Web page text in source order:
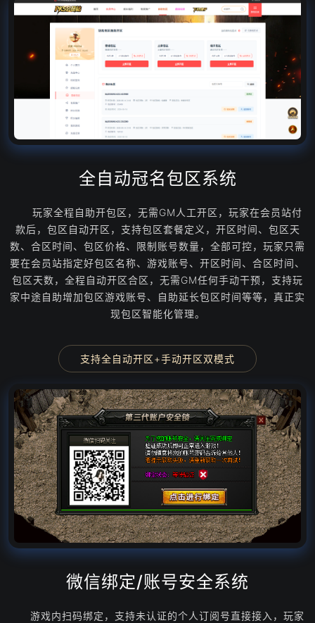
全自动冠名包区系统
玩家全程自助开包区，无需GM人工开区，玩家在会员站付
款后，包区自动开区，支持包区套餐定义，开区时间、包区天
数、合区时间、包区价格、限制账号数量，全部可控，玩家只需
要在会员站指定好包区名称、游戏账号、开区时间、合区时间、
包区天数，全程自动开区合区，无需GM任何手动干预，支持玩
家中途自助增加包区游戏账号、自助延长包区时间等等，真正实
现包区智能化管理。
支持全自动开区+手动开区双模式
微信绑定/账号安全系统
游戏内扫码绑定，支持未认证的个人订阅号直接接入，玩家